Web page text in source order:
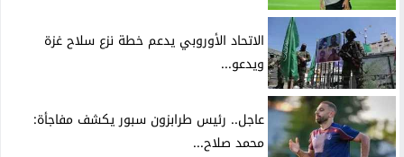
الاتحاد الأوروبي يدعم خطة نزع سلاح غزة
ويدعو...
عاجل.. رئيس طرابزون سبور يكشف مفاجأة:
محمد صلاح...